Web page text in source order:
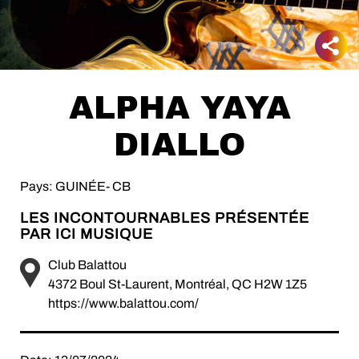
ALPHA YAYA
DIALLO
Pays: GUINÉE- CB
LES INCONTOURNABLES PRÉSENTÉE
PAR ICI MUSIQUE
Club Balattou
4372 Boul St-Laurent, Montréal, QC H2W 1Z5
https://www.balattou.com/